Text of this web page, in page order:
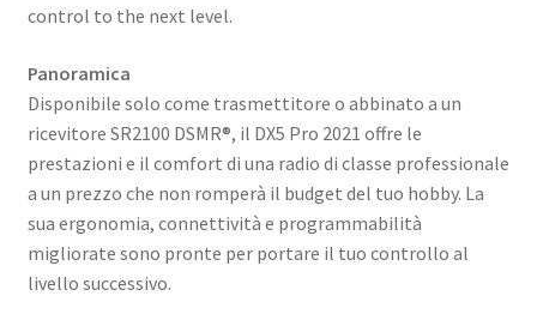
control to the next level.
Panoramica
Disponibile solo come trasmettitore o abbinato a un
ricevitore SR2100 DSMR®, il DX5 Pro 2021 offre le
prestazioni e il comfort di una radio di classe professionale
a un prezzo che non romperà il budget del tuo hobby. La
sua ergonomia, connettività e programmabilità
migliorate sono pronte per portare il tuo controllo al
livello successivo.